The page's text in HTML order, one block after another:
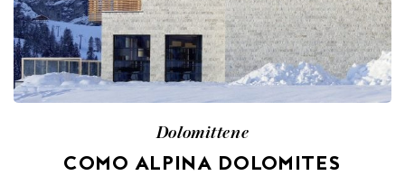
Dolomittene
COMO ALPINA DOLOMITES